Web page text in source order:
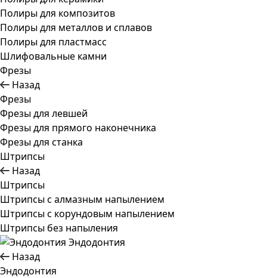
Полиры для композитов
Полиры для металлов и сплавов
Полиры для пластмасс
Шлифовальные камни
Фрезы
Назад
Фрезы
Фрезы для левшей
Фрезы для прямого наконечника
Фрезы для станка
Штрипсы
Назад
Штрипсы
Штрипсы c алмазным напылением
Штрипсы c корундовым напылением
Штрипсы без напыления
Эндодонтия
Назад
Эндодонтия